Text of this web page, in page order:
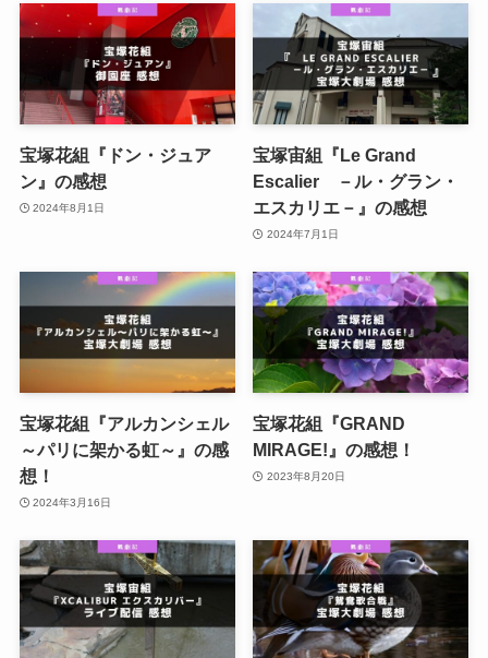
宝塚花組『ドン・ジュア
ン』の感想
2024年8月1日
宝塚宙組『Le Grand
Escalier －ル・グラン・
エスカリエ－』の感想
2024年7月1日
宝塚花組『アルカンシェル
～パリに架かる虹～』の感
想！
2024年3月16日
宝塚花組『GRAND
MIRAGE!』の感想！
2023年8月20日